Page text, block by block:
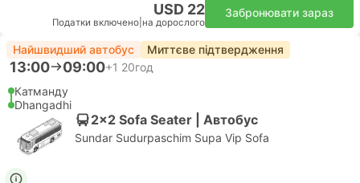
USD 22
Податки включено на дорослого
Забронювати зараз
Найшвидший автобус Миттєве підтвердження
13:00 09:00+1 20год
Катманду
Dhangadhi
2x2 Sofa Seater | Автобус
Sundar Sudurpaschim Supa Vip Sofa